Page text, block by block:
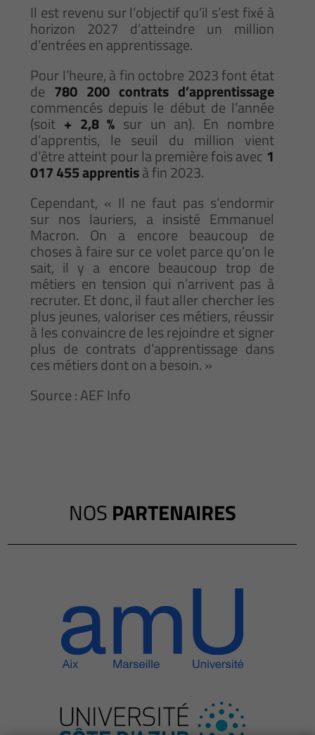
Il est revenu sur l’objectif qu’il s’est fixé à
horizon 2027 d’atteindre un million
d’entrées en apprentissage.
Pour l’heure, à fin octobre 2023 font état
de 780 200 contrats d’apprentissage
commencés depuis le début de l’année
(soit + 2,8 % sur un an). En nombre
d’apprentis, le seuil du million vient
d’être atteint pour la première fois avec 1
017 455 apprentisà fin 2023.
Cependant, « Il ne faut pas s’endormir
sur nos lauriers, a insisté Emmanuel
Macron. On a encore beaucoup de
choses à faire sur ce volet parce qu’on le
sait, il y a encore beaucoup trop de
métiers en tension qui n’arrivent pas à
recruter. Et donc, il faut aller chercher les
plus jeunes, valoriser ces métiers, réussir
à les convaincre de les rejoindre et signer
plus de contrats d’apprentissage dans
ces métiers dont on a besoin. »
Source : AEF Info
NOS PARTENAIRES